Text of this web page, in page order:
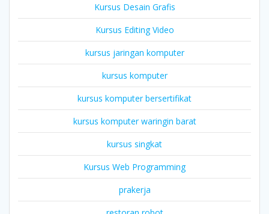
Kursus Desain Grafis
Kursus Editing Video
kursus jaringan komputer
kursus komputer
kursus komputer bersertifikat
kursus komputer waringin barat
kursus singkat
Kursus Web Programming
prakerja